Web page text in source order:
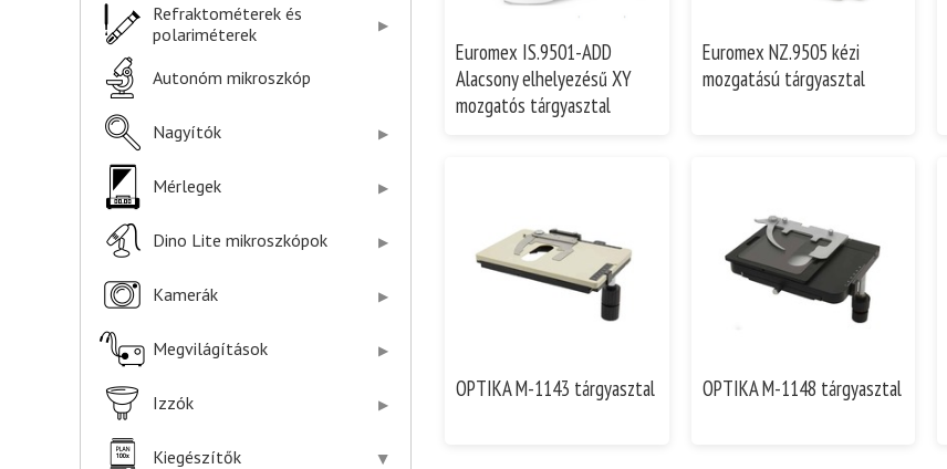
Refraktométerek és
polariméterek
Autonóm mikroszkóp
Nagyítók
Mérlegek
Dino Lite mikroszkópok
Kamerák
Megvilágítások
Izzók
Kiegészítők
Euromex IS.9501-ADD
Alacsony elhelyezésű XY
mozgatós tárgyasztal
Euromex NZ.9505 kézi
mozgatású tárgyasztal
OPTIKA M-1143 tárgyasztal OPTIKA M-1148 tárgyasztal